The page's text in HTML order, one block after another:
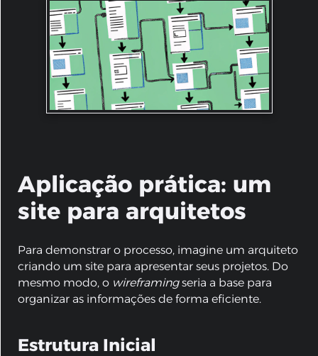
Aplicação prática: um
site para arquitetos
Para demonstrar o processo, imagine um arquiteto
criando um site para apresentar seus projetos. Do
mesmo modo, o wireframingseria a base para
organizar as informações de forma eficiente.
Estrutura Inicial